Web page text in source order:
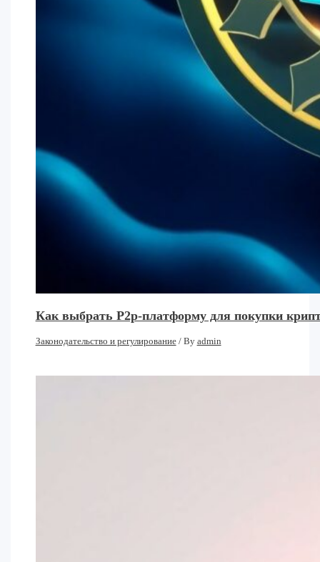
Как выбрать P2p-платформу для покупки
Законодательство и регулирование/ By admin